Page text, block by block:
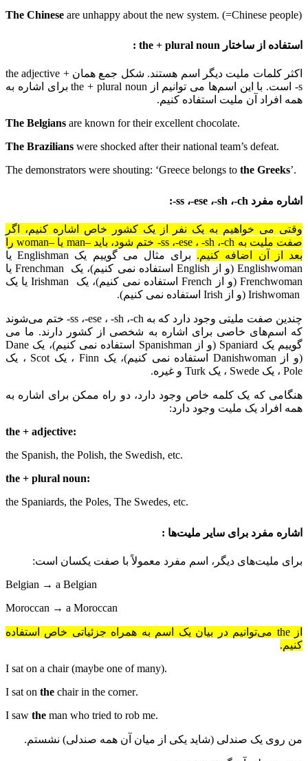
The Chinese are unhappy about the new system. (=Chinese people)
استفاده از ساختار the + plural noun
:
اکثر کلمات ملیت دیگر اسم هستند. شکل جمع همانthe adjective +
-sاست. با این اسم‌ها می توانیم از the + plural nounبرای اشاره به
همه افراد آن ملیت استفاده کنیم.
.
The Belgians are known for their excellent chocolate
.
The Brazilians were shocked after their national team’s defeat
.’The demonstrators were shouting: ‘Greece belongs to
the Greeks
اشاره مفرد -ch، -sh، -ese، -ss
:
وقتی می خواهیم به یک نفر از یک کشور خاص اشاره کنیم، اگر
صفت ملیت به -ch، -sh،-ese،-ss ختم شود، باید –man یا –womanرا
بعد از آن اضافه کنیم. برای مثال می گوییم یک Englishmanیا
Englishwoman(و از English استفاده نمی کنیم)، یک Frenchmanیا
Frenchwoman(و از Frenchاستفاده نمی کنیم)، یک Irishmanیا یک
Irishwoman (و از Irish استفاده نمی کنیم).
چندین صفت ملیتی وجود دارد که به -ch، -sh ، -ese، -ss ختم می‌شوند
که اسم‌های خاصی برای اشاره به شخصی از کشور دارند. ما می
گوییم یک Spaniard (و از Spanishman استفاده نمی کنیم)، یک Dane
(و از Danishwoman استفاده نمی کنیم)، یک Finn ، یک Scot ، یک
Pole ، یک Swede ، یک Turk و غیره.
هنگامی که یک کلمه خاص وجود دارد، دو راه ممکن برای اشاره به
همه افراد یک ملیت وجود دارد:
:the + adjective
.the Spanish, the Polish, the Swedish, etc
:the + plural noun
.the Spaniards, the Poles, The Swedes, etc
اشاره مفرد برای سایر ملیت‌ها :
برای ملیت‌های دیگر، اسم مفرد معمولاً با صفت یکسان است:
Belgian → a Belgian
Moroccan → a Moroccan
ازthe می‌توانیم در بیان یک اسم به همراه جزئیاتی خاص استفاده
کنیم.
.I sat on a chair (maybe one of many)
.I sat on
the chair in the corner
.I saw
the man who tried to rob me
من روی یک صندلی (شاید یکی از میان آن همه صندلی) نشستم.